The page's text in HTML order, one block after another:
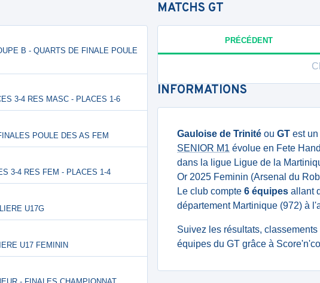
B - QUARTS DE FINALE POULE
3-4 RES MASC - PLACES 1-6
POULE DES AS FEM
3-4 RES FEM - PLACES 1-4
U17G
U17 FEMININ
MATCHS GT
PRÉCÉDENT
INFORMATIONS
Gauloise de Trinité ou GT est
SENIOR M1 évolue en Fete
dans la ligue Ligue de la
Or 2025 Feminin (Arsenal du
Le club compte 6 équipes allant
département Martinique (972) à
Suivez les résultats,
équipes du GT grâce à